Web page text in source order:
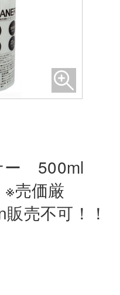
ー 500ml
売価厳
販売不可！！